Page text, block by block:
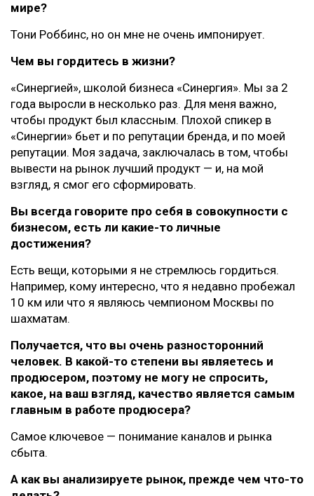
мире?
Тони Роббинс, но он мне не очень импонирует.
Чем вы гордитесь в жизни?
«Синергией», школой бизнеса «Синергия». Мы за 2
года выросли в несколько раз. Для меня важно,
чтобы продукт был классным. Плохой спикер в
«Синергии» бьет и по репутации бренда, и по моей
репутации. Моя задача, заключалась в том, чтобы
вывести на рынок лучший продукт — и, на мой
взгляд, я смог его сформировать.
Вы всегда говорите про себя в совокупности с
бизнесом, есть ли какие-то личные
достижения?
Есть вещи, которыми я не стремлюсь гордиться.
Например, кому интересно, что я недавно пробежал
10 км или что я являюсь чемпионом Москвы по
шахматам.
Получается, что вы очень разносторонний
человек. В какой-то степени вы являетесь и
продюсером, поэтому не могу не спросить,
какое, на ваш взгляд, качество является самым
главным в работе продюсера?
Самое ключевое — понимание каналов и рынка
сбыта.
А как вы анализируете рынок, прежде чем что-то